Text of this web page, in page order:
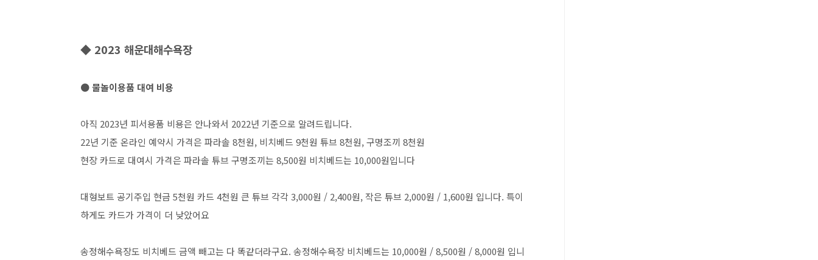
◆ 2023 해운대해수욕장
● 물놀이용품 대여 비용
아직 2023년 피서용품 비용은 안나와서 2022년 기준으로 알려드립니다.
22년 기준 온라인 예약시 가격은 파라솔 8천원, 비치베드 9천원 튜브 8천원, 구명조끼 8천원
현장 카드로 대여시 가격은 파라솔 튜브 구명조끼는 8,500원 비치베드는 10,000원입니다
대형보트 공기주입 현금 5천원 카드 4천원 큰 튜브 각각 3,000원 / 2,400원, 작은 튜브 2,000원 / 1,600원 입니다. 특이
하게도 카드가 가격이 더 낮았어요
송정해수욕장도 비치베드 금액 빼고는 다 똑같더라구요. 송정해수욕장 비치베드는 10,000원 / 8,500원 / 8,000원 입니